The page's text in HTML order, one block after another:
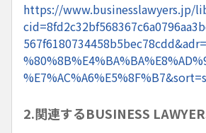
https://www.businesslawyers.jp/
2.関連するBUSINESS